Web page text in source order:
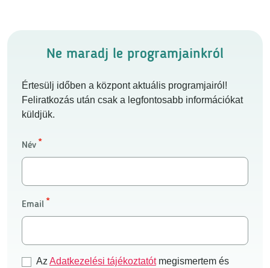
Ne maradj le programjainkról
Értesülj időben a központ aktuális programjairól!
Feliratkozás után csak a legfontosabb információkat
küldjük.
Név
Email
Az Adatkezelési tájékoztatótmegismertem és